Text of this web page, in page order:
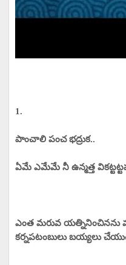
1.
పాంచాలి పంచ భద్రుక..
ఏమే ఎమేమే నీ ఉన్మత్త
ఎంత మరువ
కర్నపటంబులు బయ్యలు